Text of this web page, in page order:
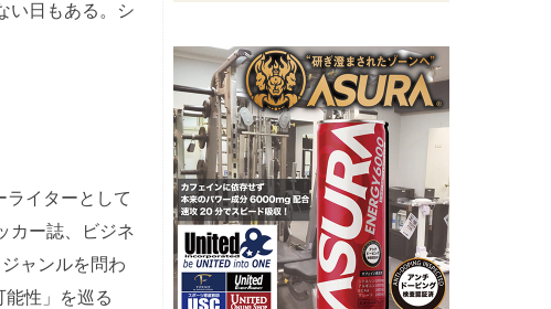
い日もある。シ
ライターとして
カー誌、ビジネ
ャンルを問わ
性」を巡る